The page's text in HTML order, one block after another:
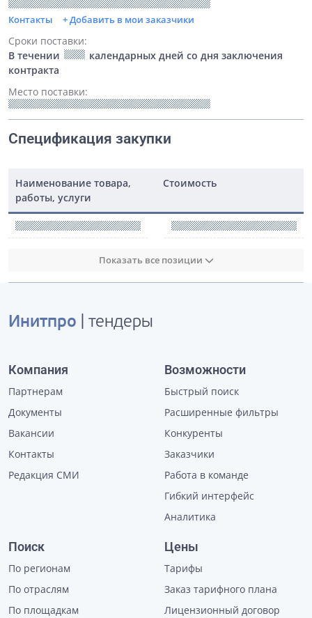
Контакты + Добавить в мои заказчики
Сроки поставки:
В течении
календарных дней со дня заключения
контракта
Место поставки:
Спецификация закупки
Наименование товара,
работы, услуги
Стоимость
Показать все позиции
Инитпро | тендеры
Компания
Партнерам
Документы
Вакансии
Контакты
Редакция СМИ
Возможности
Быстрый поиск
Расширенные фильтры
Конкуренты
Заказчики
Работа в команде
Гибкий интерфейс
Аналитика
Поиск
По регионам
По отраслям
По площадкам
Цены
Тарифы
Заказ тарифного плана
Лицензионный договор